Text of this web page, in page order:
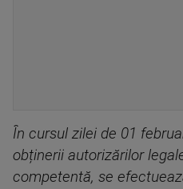
În cursul zilei de 01
obținerii autorizărilor
competentă, se